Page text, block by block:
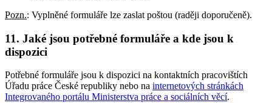
Pozn.: Vyplněné formuláře lze zaslat poštou (raději doporučeně).
11. Jaké jsou potřebné formuláře a kde jsou k
dispozici
Potřebné formuláře jsou k dispozici na kontaktních pracovištích
Úřadu práce České republiky nebo na internetových stránkách
Integrovaného portálu Ministerstva práce a sociálních věcí.